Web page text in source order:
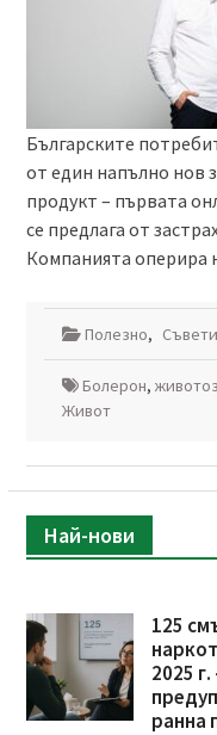
Българските
от един напълно нов
продукт – първата
се предлага от
Компанията оперира
Полезно, Съвети
Болерон,
Живот
Най-нови
125
2025
ранна